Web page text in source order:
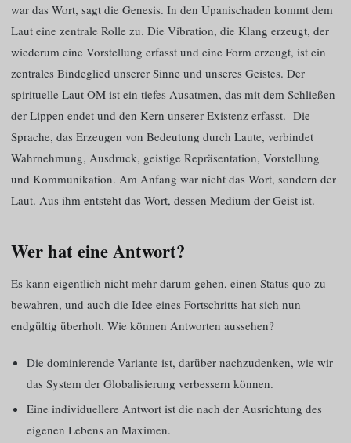
war das Wort, sagt die Genesis. In den Upanischaden kommt dem
Laut eine zentrale Rolle zu. Die Vibration, die Klang erzeugt, der
wiederum eine Vorstellung erfasst und eine Form erzeugt, ist ein
zentrales Bindeglied unserer Sinne und unseres Geistes. Der
spirituelle Laut OM ist ein tiefes Ausatmen, das mit dem Schließen
der Lippen endet und den Kern unserer Existenz erfasst. Die
Sprache, das Erzeugen von Bedeutung durch Laute, verbindet
Wahrnehmung, Ausdruck, geistige Repräsentation, Vorstellung
und Kommunikation. Am Anfang war nicht das Wort, sondern der
Laut. Aus ihm entsteht das Wort, dessen Medium der Geist ist.
Wer hat eine Antwort?
Es kann eigentlich nicht mehr darum gehen, einen Status quo zu
bewahren, und auch die Idee eines Fortschritts hat sich nun
endgültig überholt. Wie können Antworten aussehen?
Die dominierende Variante ist, darüber nachzudenken, wie wir
das System der Globalisierung verbessern können.
Eine individuellere Antwort ist die nach der Ausrichtung des
eigenen Lebens an Maximen.